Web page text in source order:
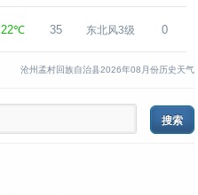
22℃ 35 东北风3级 0
沧州孟村回族自治县2026年08月份历史天气